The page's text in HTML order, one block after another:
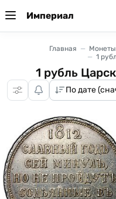
Империал
Главная Монеты
1
1 рубль